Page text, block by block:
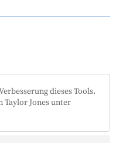
dieses Tools.
Taylor Jones unter